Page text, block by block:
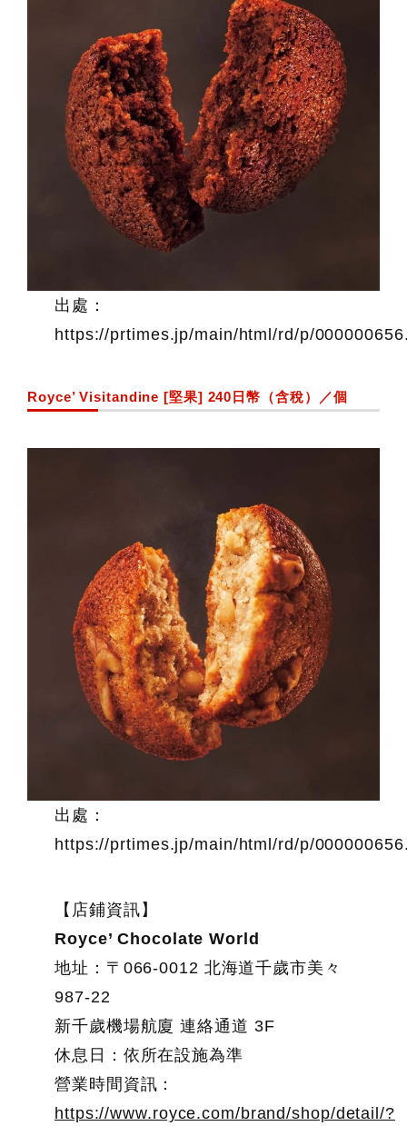
出處：
https://prtimes.jp/main/html/rd/p/
Royce’ Visitandine [堅果] 240日幣（含稅）／個
出處：
https://prtimes.jp/main/html/rd/p/
【店鋪資訊】
Royce’ Chocolate World
地址：〒066-0012 北海道千歲市美々
987-22
新千歲機場航廈 連絡通道 3F
休息日：依所在設施為準
營業時間資訊：
https://www.royce.com/brand/shop/detail/?